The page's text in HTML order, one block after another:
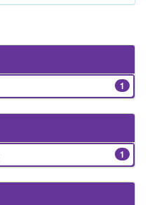
1
1